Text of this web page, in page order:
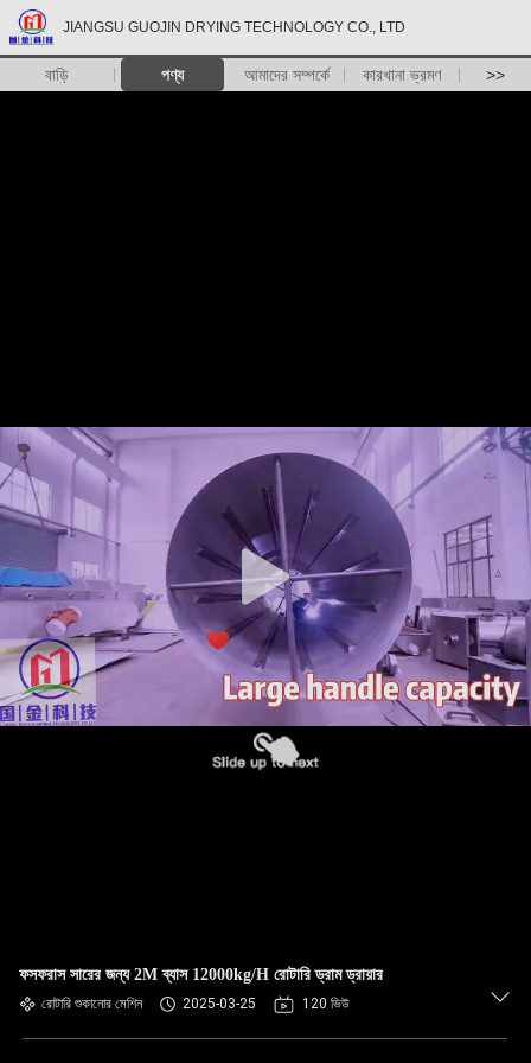
JIANGSU GUOJIN DRYING TECHNOLOGY CO., LTD
বাড়ি পণ্য আমাদের সম্পর্কে কারখানা ভ্রমণ >>
ফসফরাস সারের জন্য 2M ব্যাস 12000kg/H রোটারি ড্রাম ড্রায়ার
রোটারি শুকানোর মেশিন 2025-03-25 120 ভিউ